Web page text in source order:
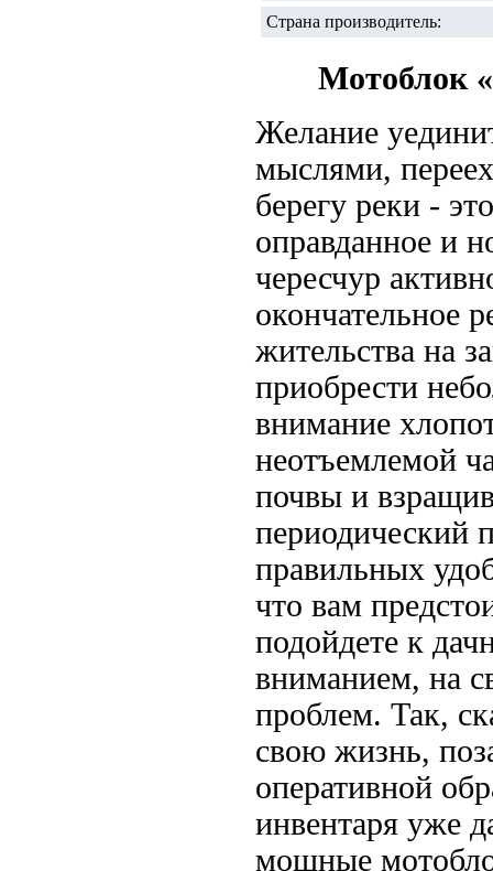
Страна производитель:
Мотоблок
Желание
мыслями,
берегу реки -
оправданное и
чересчур
окончательное
жительства на
приобрести
внимание
неотъемлемой
почвы и
периодический
правильных
что вам
подойдете к
вниманием, на
проблем. Так,
свою жизнь,
оперативной
инвентаря уже
мощные